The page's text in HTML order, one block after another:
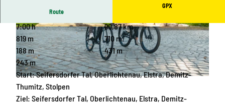
© Region Westlausitz, Das Landschaftswunder
land Oberlausitz |CC-BY-SA
© Region Westlausitz, Das Landschaftswunder
land Oberlausitz |CC-BY-SA
Route
GPX
7:00 h
90,87 km
819 m
710 m
188 m
431 m
243 m
Start: Seifersdorfer Tal, Oberlichtenau, Elstra, Demitz-
Thumitz, Stolpen
Ziel: Seifersdorfer Tal, Oberlichtenau, Elstra, Demitz-